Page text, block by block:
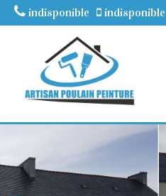
indisponible indisponible